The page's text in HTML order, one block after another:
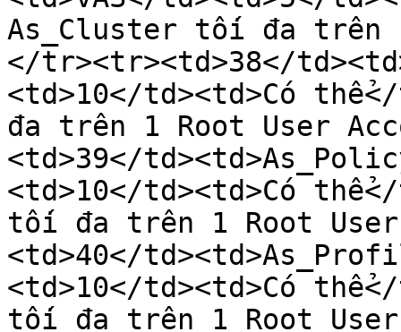
As_Cluster tối đa trên
</tr><tr><td>38</
<td>10</td><td>Có
đa trên 1 Root User
<td>39</
<td>10</td><td>Có
tối đa trên 1 Root
<td>40</
<td>10</td><td>Có
tối đa trên 1 Root